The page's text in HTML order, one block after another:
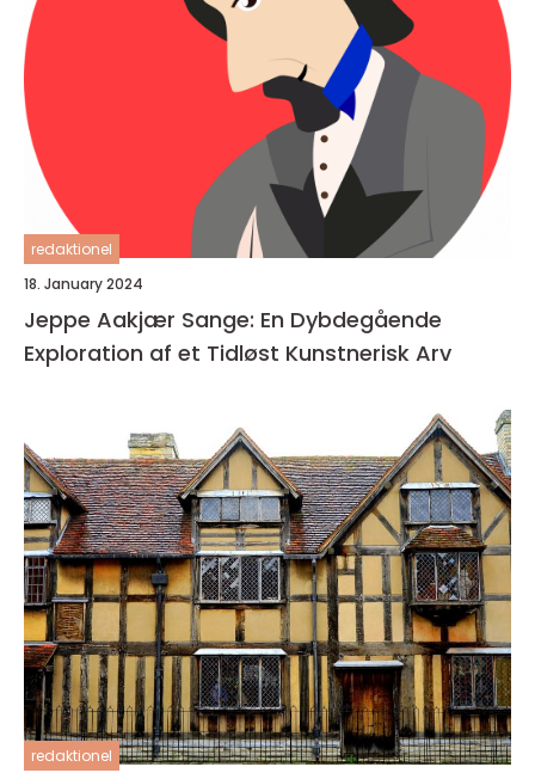
redaktionel
18. January 2024
Jeppe Aakjær Sange: En Dybdegående
Exploration af et Tidløst Kunstnerisk Arv
redaktionel